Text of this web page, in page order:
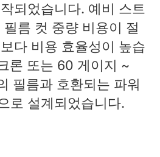
되었습니다. 예비 스트
름 컷 중량 비용이 절
다 비용 효율성이 높습
론 또는 60 게이지 ~
필름과 호환되는 파워
로 설계되었습니다.